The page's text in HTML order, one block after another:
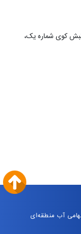
کوی شماره یک،
آب منطقه‌ای